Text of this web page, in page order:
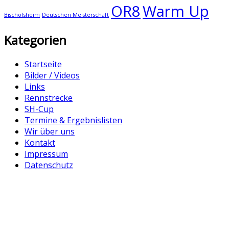
Bischofsheim Deutschen Meisterschaft OR8Warm Up
Kategorien
Startseite
Bilder / Videos
Links
Rennstrecke
SH-Cup
Termine & Ergebnislisten
Wir über uns
Kontakt
Impressum
Datenschutz